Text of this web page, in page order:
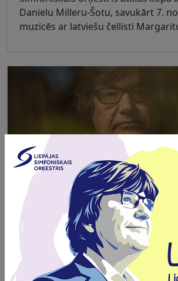
Danielu Milleru-Šotu, savukārt 7.
muzicēs ar latviešu čellisti
VASARAS KULMINĀCIJU SVINĒS AR
MŪZIKU
Vasaras kulminācijā Liepājas
orķestris aicina uz īpašu muzikālu
koncertdārzā "Pūt, vējiņi!", kurā
Lūsēns ievedīs klausītājus savas
zodiakā....